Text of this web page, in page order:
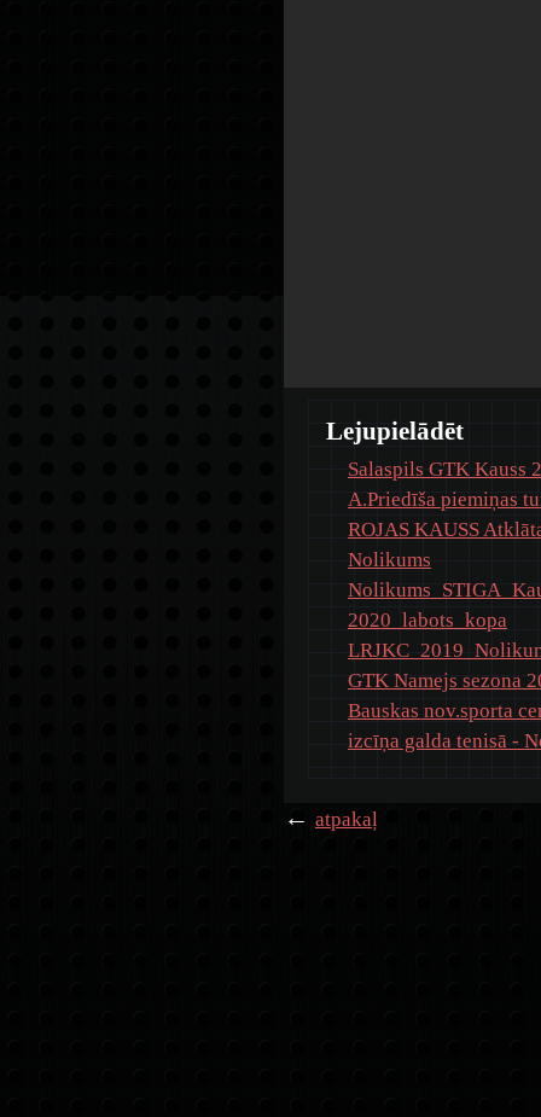
Lejupielādēt
Salaspils GTK Kauss
A.Priedīša piemiņas
ROJAS KAUSS
Nolikums
2020_labots_kopa
GTK Namejs sezona
Bauskas nov.sporta
izcīņa galda tenisā -
← atpakaļ